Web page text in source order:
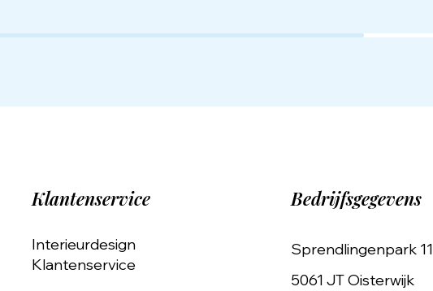
Klantenservice
Interieurdesign
Klantenservice
Bedrijfsgegevens
Sprendlingenpark 11
5061 JT Oisterwijk